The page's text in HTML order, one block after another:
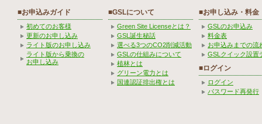
■お申込みガイド
初めてのお客様
更新のお申し込み
ライト版のお申し込み
ライト版から乗換の
お申し込み
■GSLについて
Green Site Licenseとは？
GSL誕生秘話
選べる3つのCO2削減活動
GSLの仕組みについて
植林とは
グリーン電力とは
国連認証排出権とは
■お申し込み・料金
GSLのお申込み
料金表
お申込みまでの流
GSLクイック設置
■ログイン
ログイン
パスワード再発行